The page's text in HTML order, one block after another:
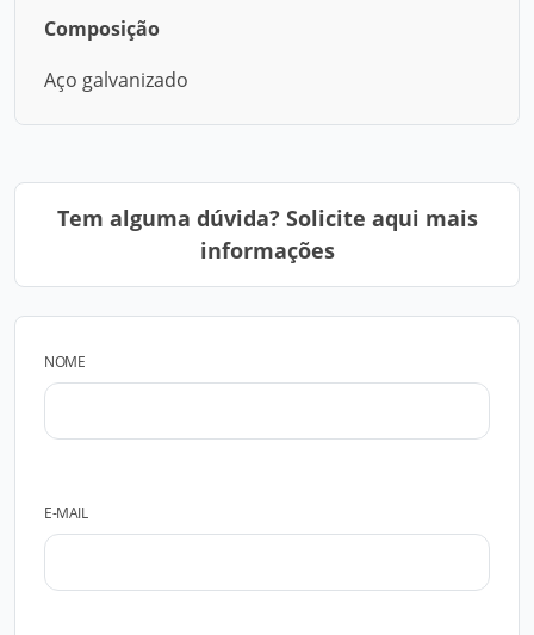
Composição
Aço galvanizado
Tem alguma dúvida? Solicite aqui mais
informações
NOME
E-MAIL